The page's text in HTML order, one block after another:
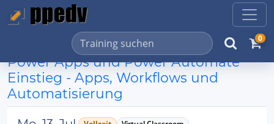
0
Power Apps und Power Automate
Einstieg - Apps, Workflows und
Automatisierung